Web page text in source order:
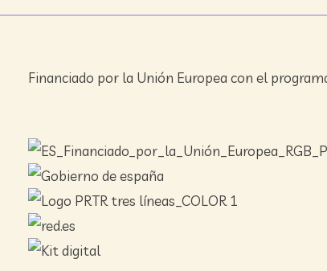
Financiado por la Unión Europea con el